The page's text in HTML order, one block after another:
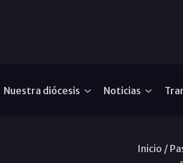
Nuestra diócesis Noticias
Inicio /